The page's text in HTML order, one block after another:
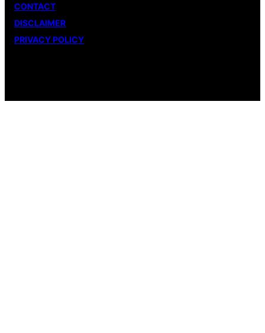
CONTACT
DISCLAIMER
PRIVACY POLICY